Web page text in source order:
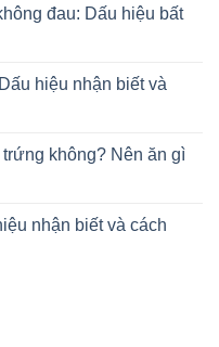
đau: Dấu hiệu bất
hiệu nhận biết và
không? Nên ăn gì
nhận biết và cách